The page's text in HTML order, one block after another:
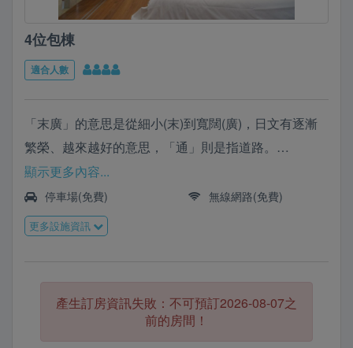
4位包棟
適合人數
「末廣」的意思是從細小(末)到寬闊(廣)，日文有逐漸
繁榮、越來越好的意思，「通」則是指道路。
1919年，大正八年，總督府正式實施「末廣町通」之
名。末廣町通的繁榮，而有了「台南銀座」的美稱，又
名銀座通。
末廣通，用有形的空間，默默守候屬於時間的祕密。
廣町，由林百貨往西的寬闊道路(末廣町通)，是當時第
一條經過整體規劃設計的街道。
顯示更多內容...
停車場(免費) 無線網路(免費)
更多設施資訊
產生訂房資訊失敗：不可預訂2026-08-07之
前的房間！